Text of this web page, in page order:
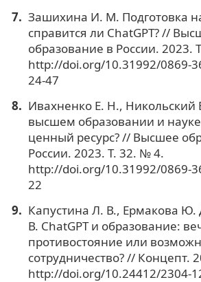
Зашихина И. М. Подготовка
справится ли ChatGPT? //
образование в России. 2023.
http://doi.org/10.31992/0869-
24-47
Ивахненко Е. Н., Никольский
высшем образовании и
ценный ресурс? // Высшее
России. 2023. Т. 32. № 4.
http://doi.org/10.31992/0869-
22
Капустина Л. В., Ермакова
В. ChatGPT и образование:
противостояние или
сотрудничество? // Концепт.
http://doi.org/10.24412/2304-